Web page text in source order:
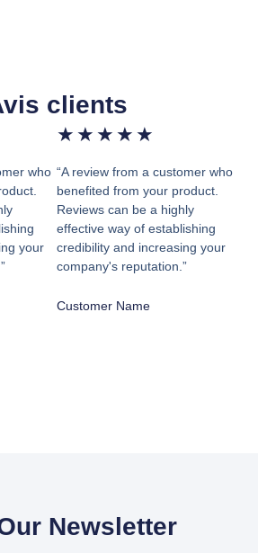
clients
who
your
★ ★ ★ ★ ★
“A review from a customer who
benefited from your product.
Reviews can be a highly
effective way of establishing
credibility and increasing your
company's reputation.”
Customer Name
Newsletter